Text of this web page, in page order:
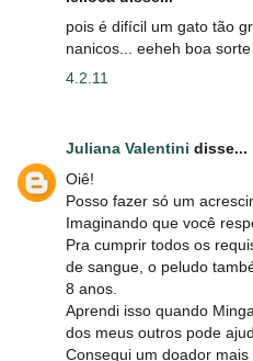
pois é difícil um gato tão
nanicos... eeheh boa
4.2.11
Juliana Valentini disse...
Oiê!
Posso fazer só um
Imaginando que você
Pra cumprir todos os
de sangue, o peludo
8 anos.
Aprendi isso quando
dos meus outros pode
Consegui um doador